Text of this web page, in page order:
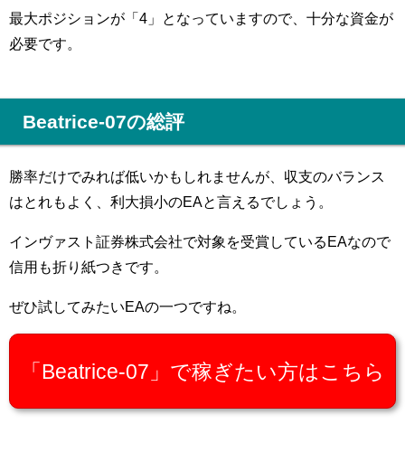
最大ポジションが「4」となっていますので、十分な資金が
必要です。
Beatrice-07の総評
勝率だけでみれば低いかもしれませんが、収支のバランス
はとれもよく、利大損小のEAと言えるでしょう。
インヴァスト証券株式会社で対象を受賞しているEAなので
信用も折り紙つきです。
ぜひ試してみたいEAの一つですね。
「Beatrice-07」で稼ぎたい方はこちら